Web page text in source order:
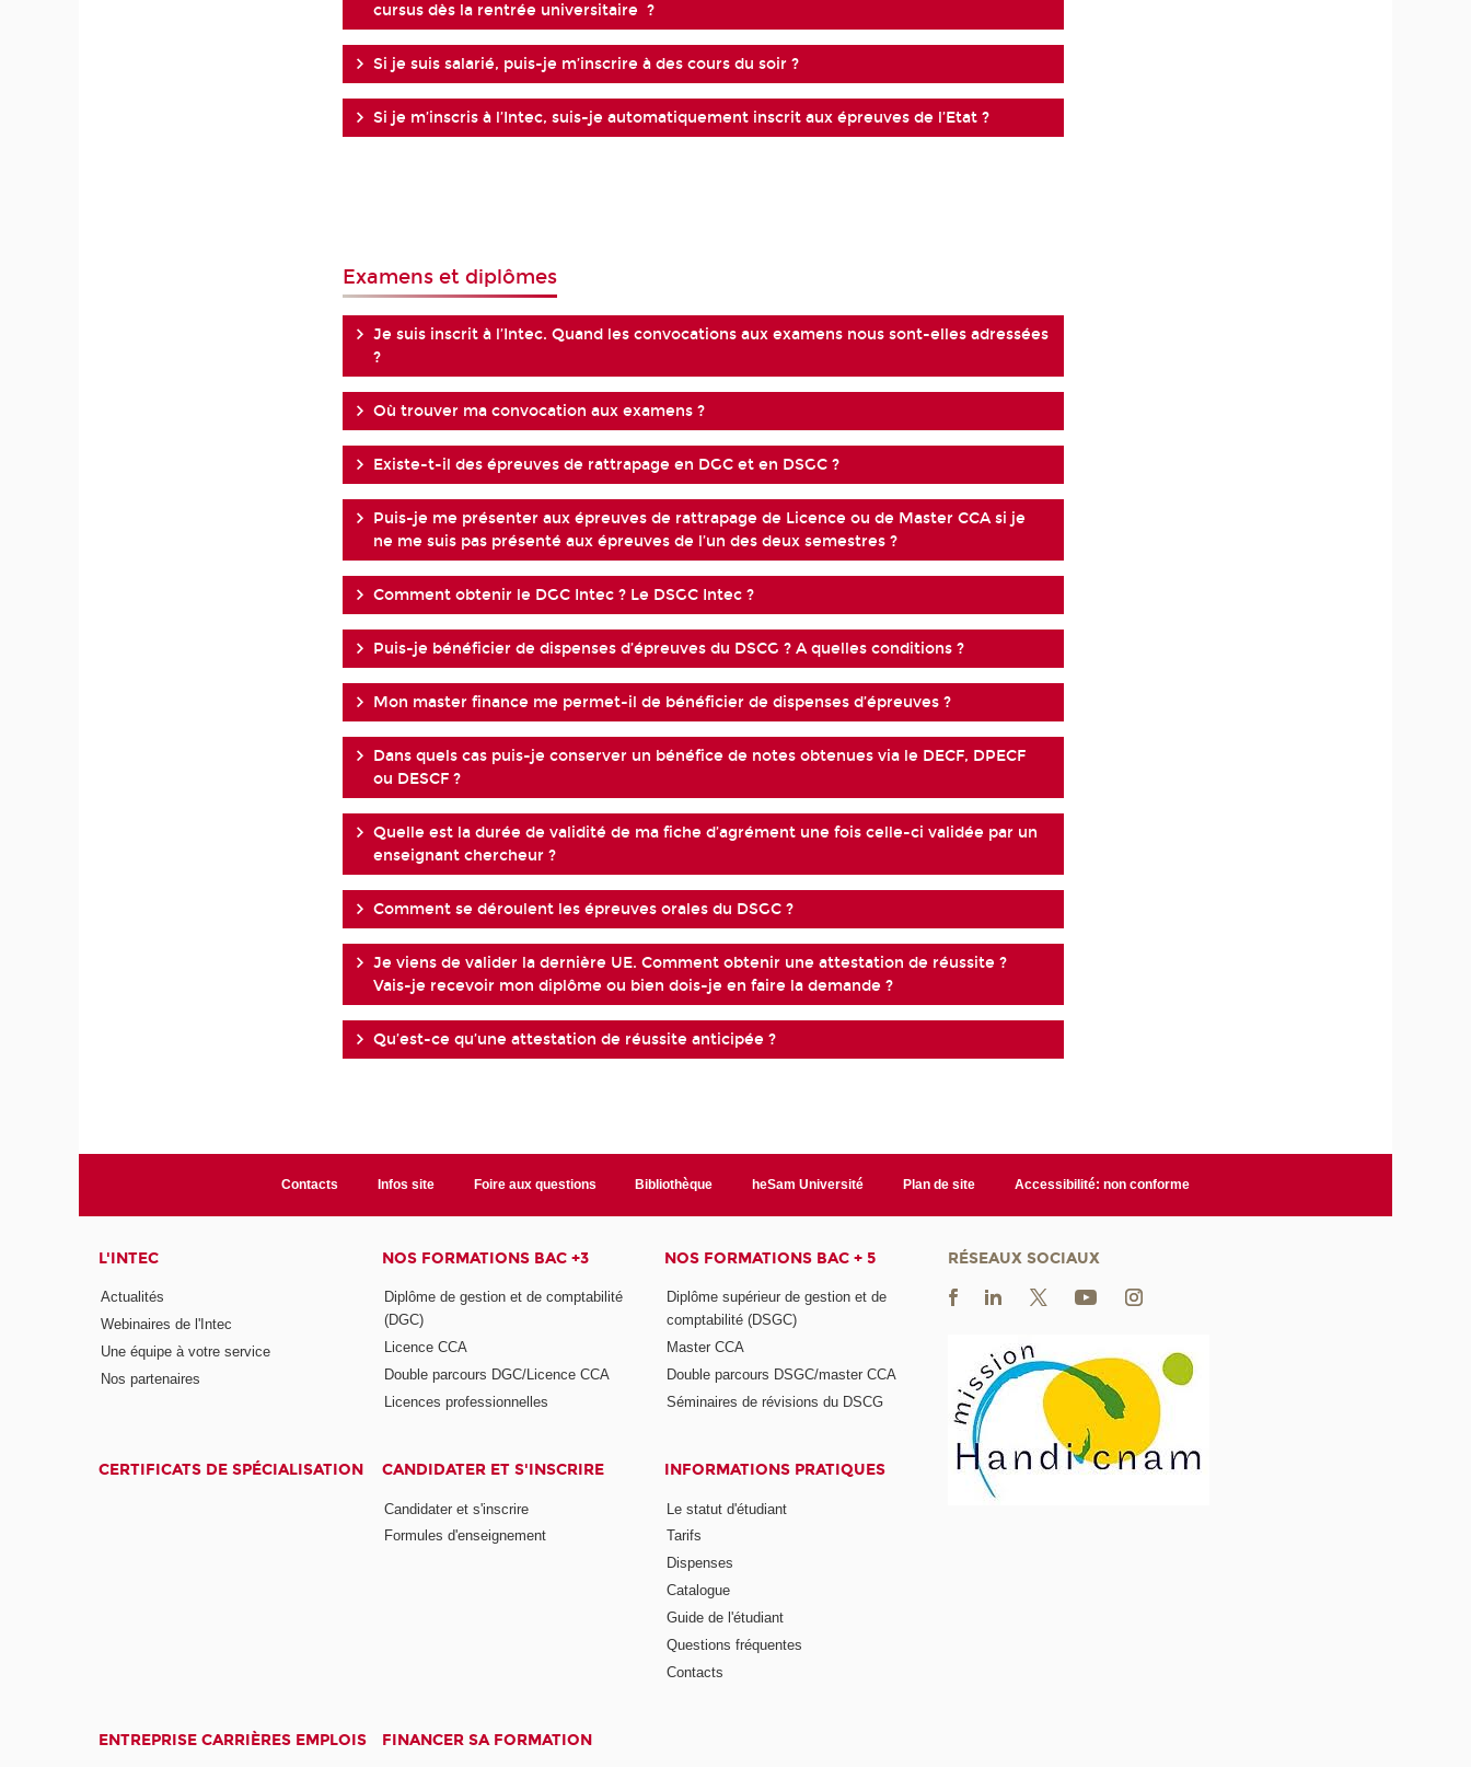
cursus dès la rentrée universitaire ?
Si je suis salarié, puis-je m’inscrire à des cours du soir ?
Si je m’inscris à l’Intec, suis-je automatiquement inscrit aux épreuves de l’Etat ?
Examens et diplômes
Je suis inscrit à l’Intec. Quand les convocations aux examens nous sont-elles adressées
?
Où trouver ma convocation aux examens ?
Existe-t-il des épreuves de rattrapage en DGC et en DSGC ?
Puis-je me présenter aux épreuves de rattrapage de Licence ou de Master CCA si je
ne me suis pas présenté aux épreuves de l’un des deux semestres ?
Comment obtenir le DGC Intec ? Le DSGC Intec ?
Puis-je bénéficier de dispenses d’épreuves du DSCG ? A quelles conditions ?
Mon master finance me permet-il de bénéficier de dispenses d’épreuves ?
Dans quels cas puis-je conserver un bénéfice de notes obtenues via le DECF, DPECF
ou DESCF ?
Quelle est la durée de validité de ma fiche d’agrément une fois celle-ci validée par un
enseignant chercheur ?
Comment se déroulent les épreuves orales du DSGC ?
Je viens de valider la dernière UE. Comment obtenir une attestation de réussite ?
Vais-je recevoir mon diplôme ou bien dois-je en faire la demande ?
Qu’est-ce qu’une attestation de réussite anticipée ?
Contacts Infos site Foire aux questions Bibliothèque heSam Université Plan de site Accessibilité: non conforme
L'INTEC
Actualités
Webinaires de l'Intec
Une équipe à votre service
Nos partenaires
NOS FORMATIONS BAC +3
Diplôme de gestion et de comptabilité
(DGC)
Licence CCA
Double parcours DGC/Licence CCA
Licences professionnelles
NOS FORMATIONS BAC + 5
Diplôme supérieur de gestion et de
comptabilité (DSGC)
Master CCA
Double parcours DSGC/master CCA
Séminaires de révisions du DSCG
CERTIFICATS DE SPÉCIALISATION CANDIDATER ET S'INSCRIRE
Candidater et s'inscrire
Formules d'enseignement
INFORMATIONS PRATIQUES
Le statut d'étudiant
Tarifs
Dispenses
Catalogue
Guide de l'étudiant
Questions fréquentes
Contacts
ENTREPRISE CARRIÈRES EMPLOIS FINANCER SA FORMATION
RÉSEAUX SOCIAUX